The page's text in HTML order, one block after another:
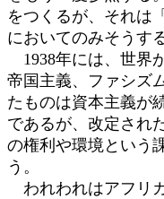
をつくるが、それは
においてのみそうす
1938年には、世界
帝国主義、ファシズ
たものは資本主義が
であるが、改定され
の権利や環境という
う。
われわれはアフリ